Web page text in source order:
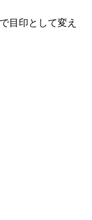
目印として変え